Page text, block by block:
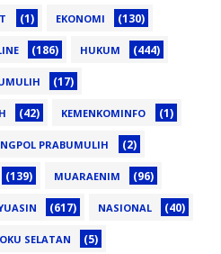
(1) EKONOMI (130)
(186) HUKUM (444)
(17)
(42) KEMENKOMINFO (1)
PRABUMULIH (2)
(139) MUARAENIM (96)
(617) NASIONAL (40)
OKU SELATAN (5)